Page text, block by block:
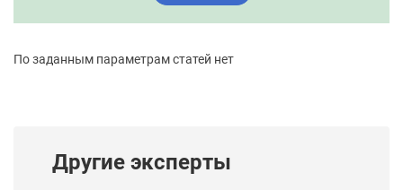
По заданным параметрам статей нет
Другие эксперты